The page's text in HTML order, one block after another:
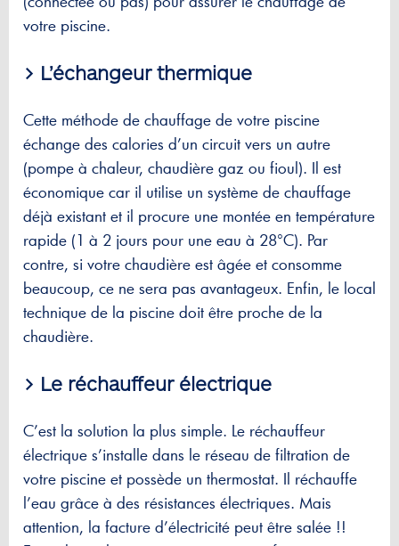
votre piscine.
> L’échangeur thermique
Cette méthode de chauffage de votre piscine
échange des calories d’un circuit vers un autre
(pompe à chaleur, chaudière gaz ou fioul). Il est
économique car il utilise un système de chauffage
déjà existant et il procure une montée en température
rapide (1 à 2 jours pour une eau à 28°C). Par
contre, si votre chaudière est âgée et consomme
beaucoup, ce ne sera pas avantageux. Enfin, le local
technique de la piscine doit être proche de la
chaudière.
> Le réchauffeur électrique
C’est la solution la plus simple. Le réchauffeur
électrique s’installe dans le réseau de filtration de
votre piscine et possède un thermostat. Il réchauffe
l’eau grâce à des résistances électriques. Mais
attention, la facture d’électricité peut être salée !!